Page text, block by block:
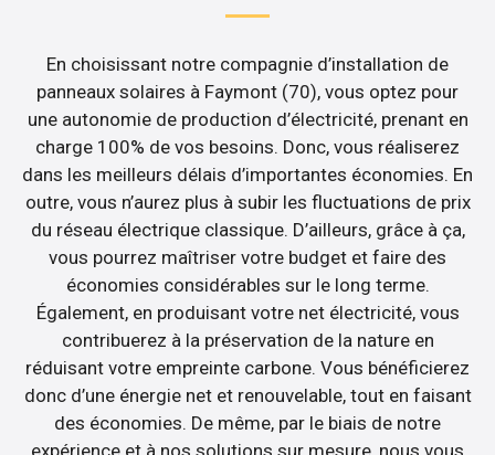
En choisissant notre compagnie d’installation de
panneaux solaires à Faymont (70), vous optez pour
une autonomie de production d’électricité, prenant en
charge 100% de vos besoins. Donc, vous réaliserez
dans les meilleurs délais d’importantes économies. En
outre, vous n’aurez plus à subir les fluctuations de prix
du réseau électrique classique. D’ailleurs, grâce à ça,
vous pourrez maîtriser votre budget et faire des
économies considérables sur le long terme.
Également, en produisant votre net électricité, vous
contribuerez à la préservation de la nature en
réduisant votre empreinte carbone. Vous bénéficierez
donc d’une énergie net et renouvelable, tout en faisant
des économies. De même, par le biais de notre
expérience et à nos solutions sur mesure, nous vous